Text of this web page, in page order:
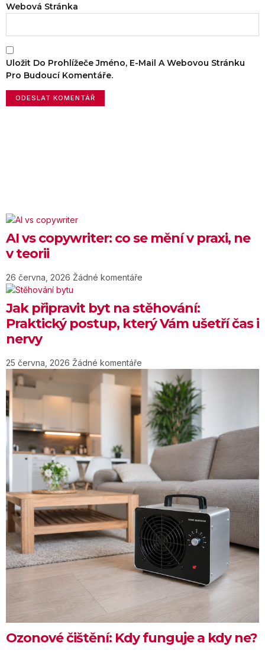
Webová Stránka
Uložit Do Prohlížeče Jméno, E-Mail A Webovou Stránku
Pro Budoucí Komentáře.
AI vs copywriter: co se mění v praxi, ne
v teorii
26 června, 2026 Žádné komentáře
Jak připravit byt na stěhování:
Praktický postup, který Vám ušetří čas i
nervy
25 června, 2026 Žádné komentáře
Ozonové čištění: Kdy funguje a kdy ne?